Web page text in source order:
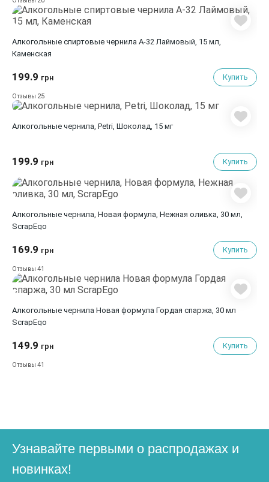
Алкогольные спиртовые чернила A-32 Лаймовый, 15 мл,
Каменская
199.9 грн Купить
Отзывы 25
Алкогольные чернила, Petri, Шоколад, 15 мг
199.9 грн Купить
Алкогольные чернила, Новая формула, Нежная оливка, 30 мл,
ScrapEgo
169.9 грн Купить
Отзывы 41
Алкогольные чернила Новая формула Гордая спаржа, 30 мл
ScrapEgo
149.9 грн Купить
Отзывы 41
Узнавайте первыми о распродажах и
новинках!